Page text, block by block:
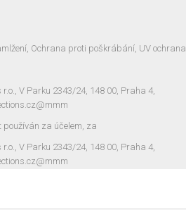
Ochrana proti poškrábání, UV ochrana
r.o., V Parku 2343/24, 148 00, Praha 4,
používán za účelem, za
r.o., V Parku 2343/24, 148 00, Praha 4,